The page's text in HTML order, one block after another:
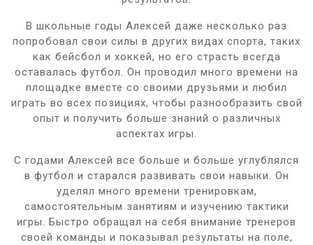
В школьные годы Алексей даже несколько раз
попробовал свои силы в других видах спорта, таких
как бейсбол и хоккей, но его страсть всегда
оставалась футбол. Он проводил много времени на
площадке вместе со своими друзьями и любил
играть во всех позициях, чтобы разнообразить свой
опыт и получить больше знаний о различных
аспектах игры.
С годами Алексей все больше и больше углублялся
в футбол и старался развивать свои навыки. Он
уделял много времени тренировкам,
самостоятельным занятиям и изучению тактики
игры. Быстро обращал на себя внимание тренеров
своей команды и показывал результаты на поле,